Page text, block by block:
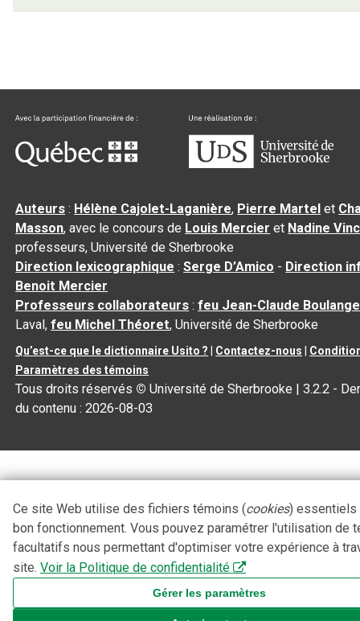
Auteurs : Hélène Cajolet-Laganière, Pierre Martel et
Masson, avec le concours de Louis Mercier et Nadine
professeurs, Université de Sherbrooke
Direction lexicographique :Serge D’Amico - Direction
Benoit Mercier
Professeurs collaborateurs :feu Jean-Claude
Laval,feu Michel Théoret, Université de Sherbrooke
Qu’est-ce que le dictionnaire Usito ? Contactez-nous
Paramètres des témoins
Tous droits réservés © Université de Sherbrooke |3.2.2 -
du contenu :2026-08-03
Ce site Web utilise des fichiers témoins (cookies) essentiels
bon fonctionnement. Vous pouvez paramétrer l'utilisation de
facultatifs nous permettant d'optimiser votre expérience à
site. Voir la Politique de confidentialité
Gérer les paramètres